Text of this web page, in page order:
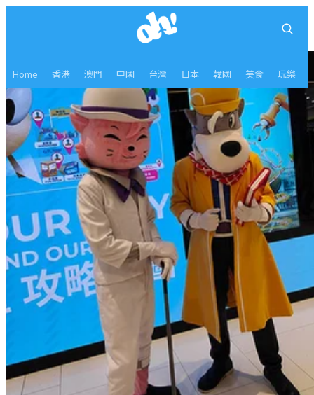
Home 香港 澳門 中國 台灣 日本 韓國 美食 玩樂